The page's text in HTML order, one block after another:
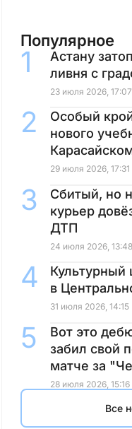
Популярное
Астану
ливня с
23 июля 2026, 17:07
Особый
нового
29 июля 2026, 17:31
Сбитый, но
курьер
ДТП
24 июля 2026, 13:48
в
31 июля 2026, 14:15
Вот это
забил свой
матче за
28 июля 2026, 15:16
Все